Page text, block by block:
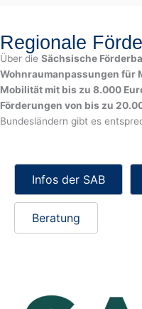
Regionale
Über die Sächsische
Wohnraumanpassungen für
Mobilität mit bis zu 8.000
Förderungen von bis zu
Bundesländern gibt es
Infos der SAB
Beratung